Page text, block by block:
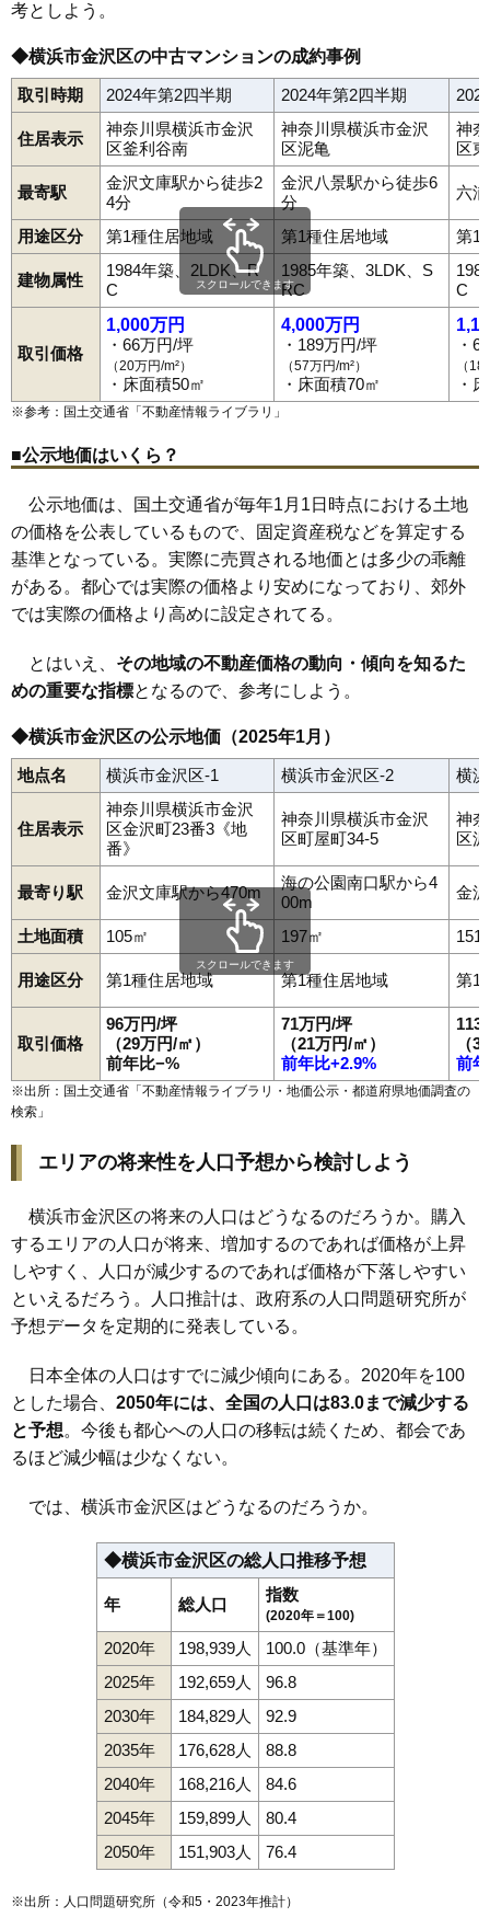
考としよう。
◆横浜市金沢区の中古マンションの成約事例
取引時期 2024年第2四半期 2024年第2四半期
住居表示
神奈川県横浜市金沢
区釜利谷南
神奈川県横浜市金沢
区泥亀
神
区
最寄駅
金沢文庫駅から徒歩2
4分
金沢八景駅から徒歩6
分
六
用途区分 第1種住居地域 第1種住居地域 第1
建物属性
1984年築、2LDK、R
C
1985年築、3LDK、S
RC
C
取引価格
1,000万円
・66万円/坪
（20万円/m²）
・床面積50㎡
4,000万円
・189万円/坪
（57万円/m²）
・床面積70㎡
・
（
・
スクロールできます
※参考：国土交通省「 不動産情報ライブラリ 」
■公示地価はいくら？
公示地価は、国土交通省が毎年1月1日時点における土地
の価格を公表しているもので、固定資産税などを算定する
基準となっている。実際に売買される地価とは多少の乖離
がある。都心では実際の価格より安めになっており、郊外
では実際の価格より高めに設定されてる。
とはいえ、 その地域の不動産価格の動向・傾向を知るた
めの重要な指標となるので、参考にしよう。
◆横浜市金沢区の公示地価（2025年1月）
地点名 横浜市金沢区-1 横浜市金沢区-2 横
住居表示
神奈川県横浜市金沢
区金沢町23番3《地
番》
神奈川県横浜市金沢
区町屋町34-5
神
区
最寄り駅 金沢文庫駅から470m
海の公園南口駅から4
00m
金
土地面積 105㎡ 197㎡ 151
用途区分 第1種住居地域 第1種住居地域 第1
取引価格
96万円/坪
（29万円/㎡）
前年比−%
71万円/坪
（21万円/㎡）
前年比+2.9%
113
（
前
スクロールできます
※出所：国土交通省「 不動産情報ライブラリ・地価公示・都道府県地価調査の
検索 」
エリアの将来性を人口予想から検討しよう
横浜市金沢区の将来の人口はどうなるのだろうか。購入
するエリアの人口が将来、増加するのであれば価格が上昇
しやすく、人口が減少するのであれば価格が下落しやすい
といえるだろう。人口推計は、政府系の人口問題研究所が
予想データを定期的に発表している。
日本全体の人口はすでに減少傾向にある。2020年を100
とした場合、 2050年には、全国の人口は83.0まで減少する
と予想。今後も都心への人口の移転は続くため、都会であ
るほど減少幅は少なくない。
では、横浜市金沢区はどうなるのだろうか。
◆横浜市金沢区の総人口推移予想
年 総人口
指数
(2020年＝100)
2020年 198,939人
100.0（基準年）
2025年
192,659人
96.8
2030年
184,829人
92.9
2035年
176,628人
88.8
2040年
168,216人
84.6
2045年
159,899人
80.4
2050年
151,903人 76.4
※出所：人口問題研究所（令和5・2023年推計）